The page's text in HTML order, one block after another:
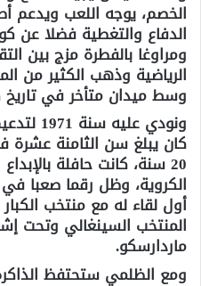
الخصم، يوجه اللعب ويدعم
الدفاع والتغطية فضلا عن
ومراوغا بالفطرة مزج بين
الرياضية وذهب الكثير من
وسط ميدان متأخر في تاريخ
ونودي
كان يبلغ سن الثامنة
20 سنة، كانت حافلة
الكروية، وظل رقما صعبا
المنتخب السينغالي وتحت
ماردارسكو.
ومع الظلمي ستحتفظ